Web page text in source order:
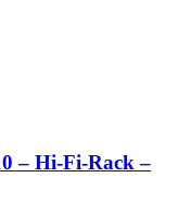
– Hi-Fi-Rack –